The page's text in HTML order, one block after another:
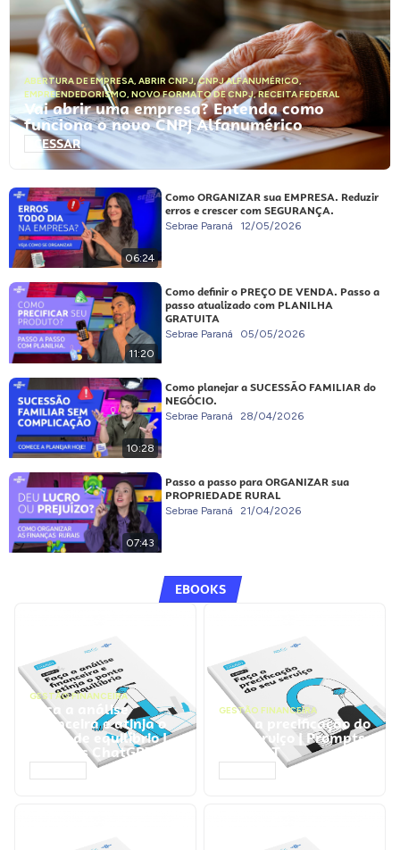
ABERTURA DE EMPRESA, ABRIR CNPJ,CNPJ ALFANUMÉRICO,
EMPREENDEDORISMO, NOVO FORMATO DE CNPJ,RECEITA FEDERAL
Vai abrir uma empresa? Entenda como
funciona o novo CNPJ Alfanumérico
ACESSAR
06:24
Como ORGANIZAR sua EMPRESA. Reduzir
erros e crescer com SEGURANÇA.
Sebrae Paraná 12/05/2026
11:20
Como definir o PREÇO DE VENDA. Passo a
passo atualizado com PLANILHA
GRATUITA
Sebrae Paraná 05/05/2026
10:28
Como planejar a SUCESSÃO FAMILIAR do
NEGÓCIO.
Sebrae Paraná 28/04/2026
07:43
Passo a passo para ORGANIZAR sua
PROPRIEDADE RURAL
Sebrae Paraná 21/04/2026
EBOOKS
GESTÃO FINANCEIRA
Faça a análise
financeira e atinja o
ponto de equilíbrio |
Prompts ChatGPT
GESTÃO FINANCEIRA
Faça a precificação do
seu serviço | Prompts
ChatGPT